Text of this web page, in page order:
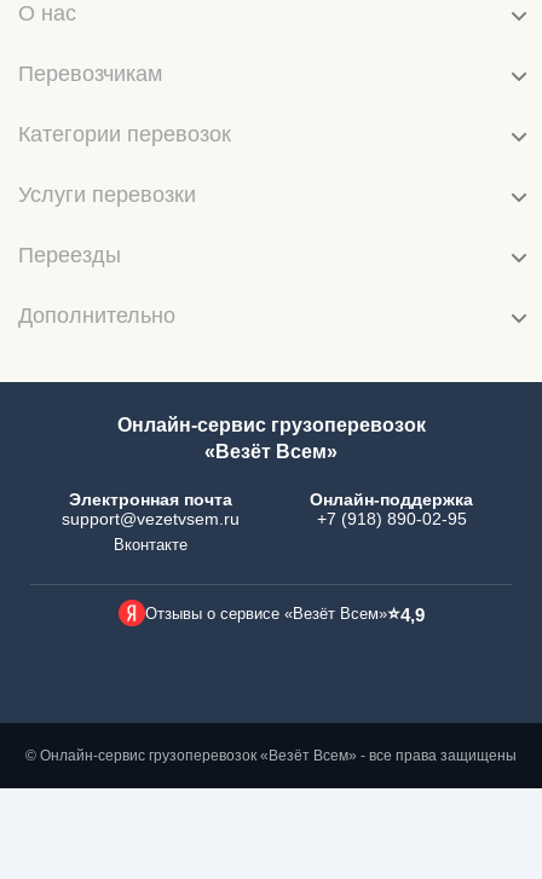
О нас
Перевозчикам
Категории перевозок
Услуги перевозки
Переезды
Дополнительно
Онлайн-сервис грузоперевозок
«Везёт Всем»
Электронная почта
support@vezetvsem.ru
Вконтакте
Онлайн-поддержка
+7 (918) 890-02-95
Отзывы о сервисе «Везёт Всем»⭐4,9
© Онлайн-сервис грузоперевозок «Везёт Всем» - все права защищены